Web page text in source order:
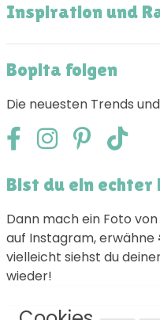
Inspiration und
Bopita folgen
Die neuesten Trends
Bist du ein echter
Dann mach ein Foto
auf Instagram, erwähne
vielleicht siehst du
wieder!